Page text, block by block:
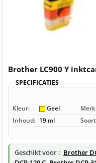
Brother LC900 Y
SPECIFICATIES
Kleur: Geel
Inhoud: 19 ml
Geschikt voor : Brother